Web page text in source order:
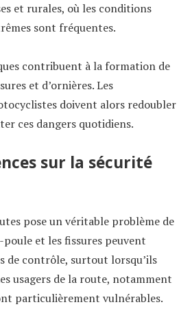
et rurales, où les conditions
sont fréquentes.
contribuent à la formation de
et d’ornières. Les
doivent alors redoubler
ces dangers quotidiens.
sur la sécurité
pose un véritable problème de
poule et les fissures peuvent
de contrôle, surtout lorsqu’ils
usagers de la route, notamment
particulièrement vulnérables.